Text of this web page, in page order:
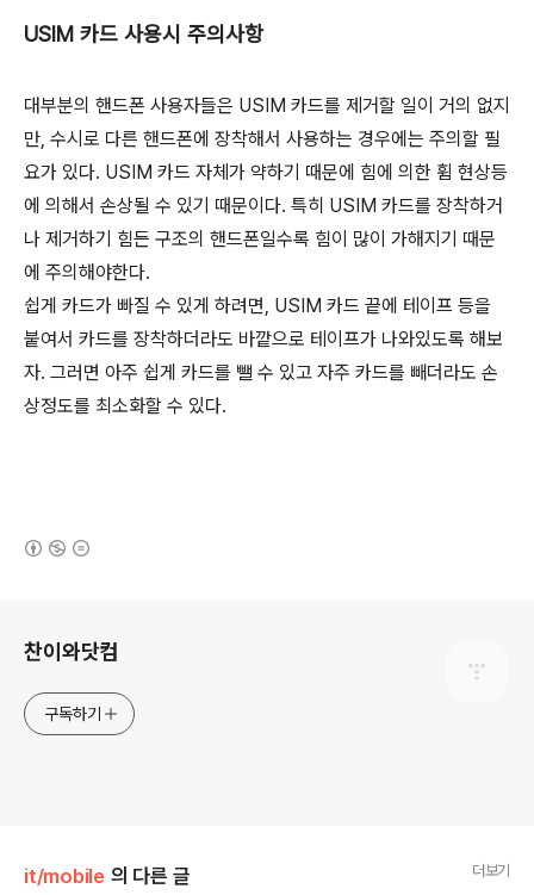
USIM 카드 사용시 주의사항
대부분의 핸드폰 사용자들은 USIM 카드를 제거할 일이 거의 없지
만, 수시로 다른 핸드폰에 장착해서 사용하는 경우에는 주의할 필
요가 있다. USIM 카드 자체가 약하기 때문에 힘에 의한 휨 현상등
에 의해서 손상될 수 있기 때문이다. 특히 USIM 카드를 장착하거
나 제거하기 힘든 구조의 핸드폰일수록 힘이 많이 가해지기 때문
에 주의해야한다.
쉽게 카드가 빠질 수 있게 하려면, USIM 카드 끝에 테이프 등을
붙여서 카드를 장착하더라도 바깥으로 테이프가 나와있도록 해보
자. 그러면 아주 쉽게 카드를 뺄 수 있고 자주 카드를 빼더라도 손
상정도를 최소화할 수 있다.
찬이와닷컴
구독하기
it/mobile 의 다른 글 더보기